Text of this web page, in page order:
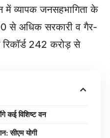
में व्यापक जनसहभागिता के
से अधिक सरकारी व गैर-
242 करोड़ से
कई विशिष्ट वन
सीएम योगी